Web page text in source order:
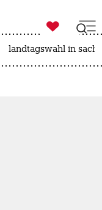

taz zahl ich
landtagswahl in